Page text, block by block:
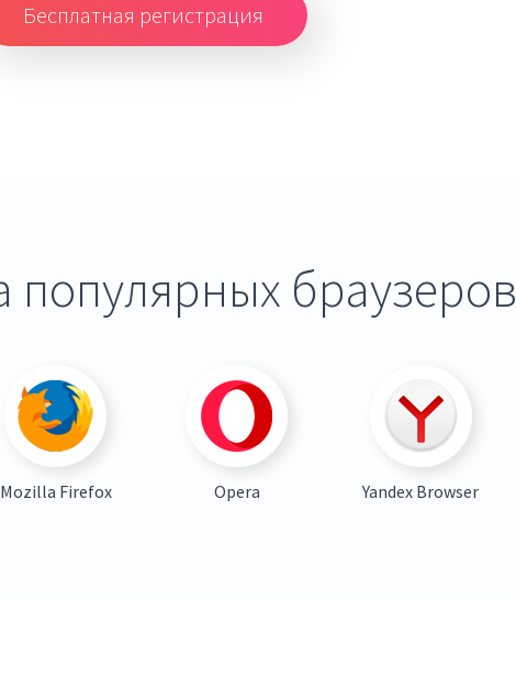
Бесплатная регистрация
браузеров
Mozilla Firefox Opera Yandex Browser